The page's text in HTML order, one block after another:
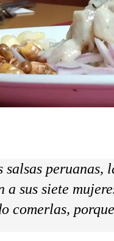
salsas peruanas,
a sus siete
comerlas,